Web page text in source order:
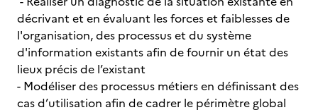
décrivant et en évaluant les forces et faiblesses de
l'organisation, des processus et du système
d'information existants afin de fournir un état des
lieux précis de l’existant
- Modéliser des processus métiers en définissant des
cas d’utilisation afin de cadrer le périmètre global